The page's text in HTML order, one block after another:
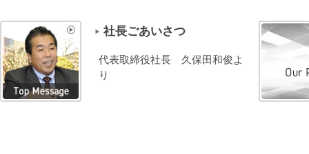
社長ごあいさつ
代表取締役社長 久保田和俊よ
り